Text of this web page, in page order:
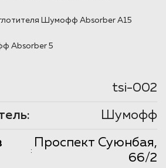
Шумофф Absorber A15
Absorber 5
tsi-002
Шумофф
:
Проспект Суюнбая,
66/2